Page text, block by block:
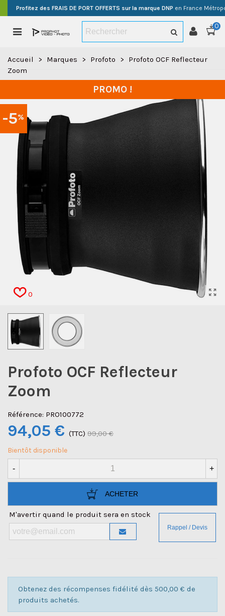
Profitez des FRAIS DE PORT OFFERTS sur la marque DNP en France
0
Accueil > Marques > Profoto >
Profoto OCF Reflecteur
Zoom
-5%
PROMO !
0
Profoto OCF Reflecteur
Zoom
Référence: PRO100772
94,05 € (TTC) 99,00 €
Bientôt disponible
- +
ACHETER
M'avertir quand le produit sera en stock
Obtenez des récompenses fidélité dès 500,00 € de
produits achetés.